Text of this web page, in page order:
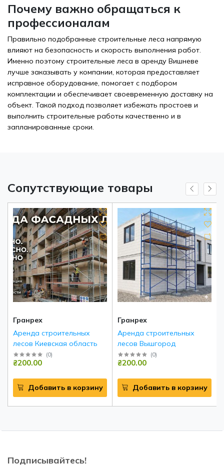
Почему важно обращаться к
профессионалам
Правильно подобранные строительные леса напрямую
влияют на безопасность и скорость выполнения работ.
Именно поэтому строительные леса в аренду Вишневе
лучше заказывать у компании, которая предоставляет
исправное оборудование, помогает с подбором
комплектации и обеспечивает своевременную доставку на
объект. Такой подход позволяет избежать простоев и
выполнить строительные работы качественно и в
запланированные сроки.
Сопутствующие товары
Гранрех
Аренда строительных
лесов Киевская область
(0)
₴200.00
Добавить в корзину
Гранрех
Аренда строительных
лесов Вышгород
(0)
₴200.00
Добавить в корзину
Подписывайтесь!